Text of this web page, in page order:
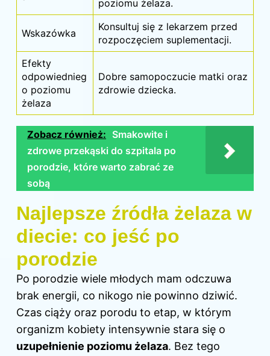
poziomu żelaza.
Wskazówka
Konsultuj się z lekarzem przed
rozpoczęciem suplementacji.
Efekty
odpowiednieg
o poziomu
żelaza
Dobre samopoczucie matki oraz
zdrowie dziecka.
Zobacz również: Smakowite i
zdrowe przekąski do szpitala po
porodzie, które warto zabrać ze
sobą
Najlepsze źródła żelaza w
diecie: co jeść po
porodzie
Po porodzie wiele młodych mam odczuwa
brak energii, co nikogo nie powinno dziwić.
Czas ciąży oraz porodu to etap, w którym
organizm kobiety intensywnie stara się o
uzupełnienie poziomu żelaza. Bez tego